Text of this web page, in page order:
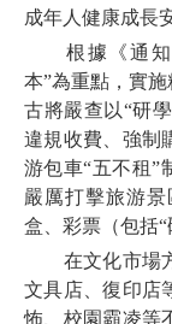
成年人健康成長
根據《通知》
本”為重點，實
古將嚴查以“研
違規收費、強制
游包車“五不租”
嚴厲打擊旅游
盒、彩票（包括“
在文化市場方
文具店、復印店
怖、校園霸凌等